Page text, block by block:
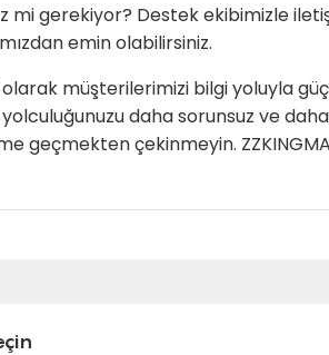
mi gerekiyor? Destek ekibimizle
emin olabilirsiniz.
olarak müşterilerimizi bilgi yoluyla
yolculuğunuzu daha sorunsuz ve
geçmekten çekinmeyin.